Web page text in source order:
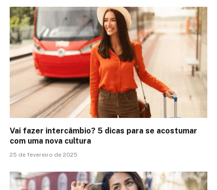
Vai fazer intercâmbio? 5 dicas para se acostumar
com uma nova cultura
25 de fevereiro de 2025